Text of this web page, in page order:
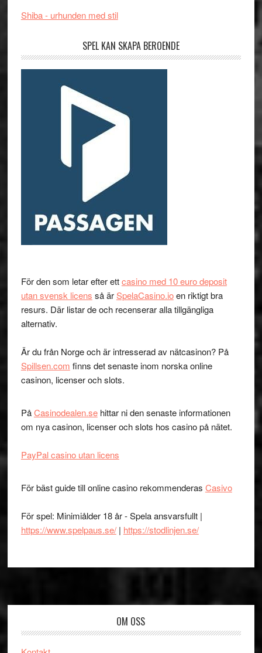
Shiba - urhunden med stil
SPEL KAN SKAPA BEROENDE
För den som letar efter ettcasino med 10 euro deposit
utan svensk licens så ärSpelaCasino.ioen riktigt bra
resurs. Där listar de och recenserar alla tillgängliga
alternativ.
Är du från Norge och är intresserad av nätcasinon? På
Spillsen.com finns det senaste inom norska online
casinon, licenser och slots.
PåCasinodealen.sehittar ni den senaste informationen
om nya casinon, licenser och slots hos casino på nätet.
PayPal casino utan licens
För bäst guide till online casino rekommenderas Casivo
För spel: Minimiålder 18 år - Spela ansvarsfullt |
https://www.spelpaus.se/| https://stodlinjen.se/
OM OSS